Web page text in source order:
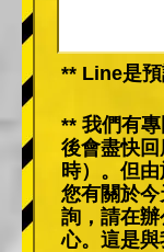
** Line是預
** 我們有
後會盡快
時）。但
您有關於
詢，請在
心。這是與